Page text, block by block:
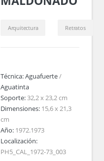
Arquitectura Retratos
Técnica:Aguafuerte/
Aguatinta
Soporte:32,2 x 23,2 cm
Dimensiones: 15,6 x 21,3
cm
Año: 1972.1973
Localización:
PH5_CAL_1972-73_003